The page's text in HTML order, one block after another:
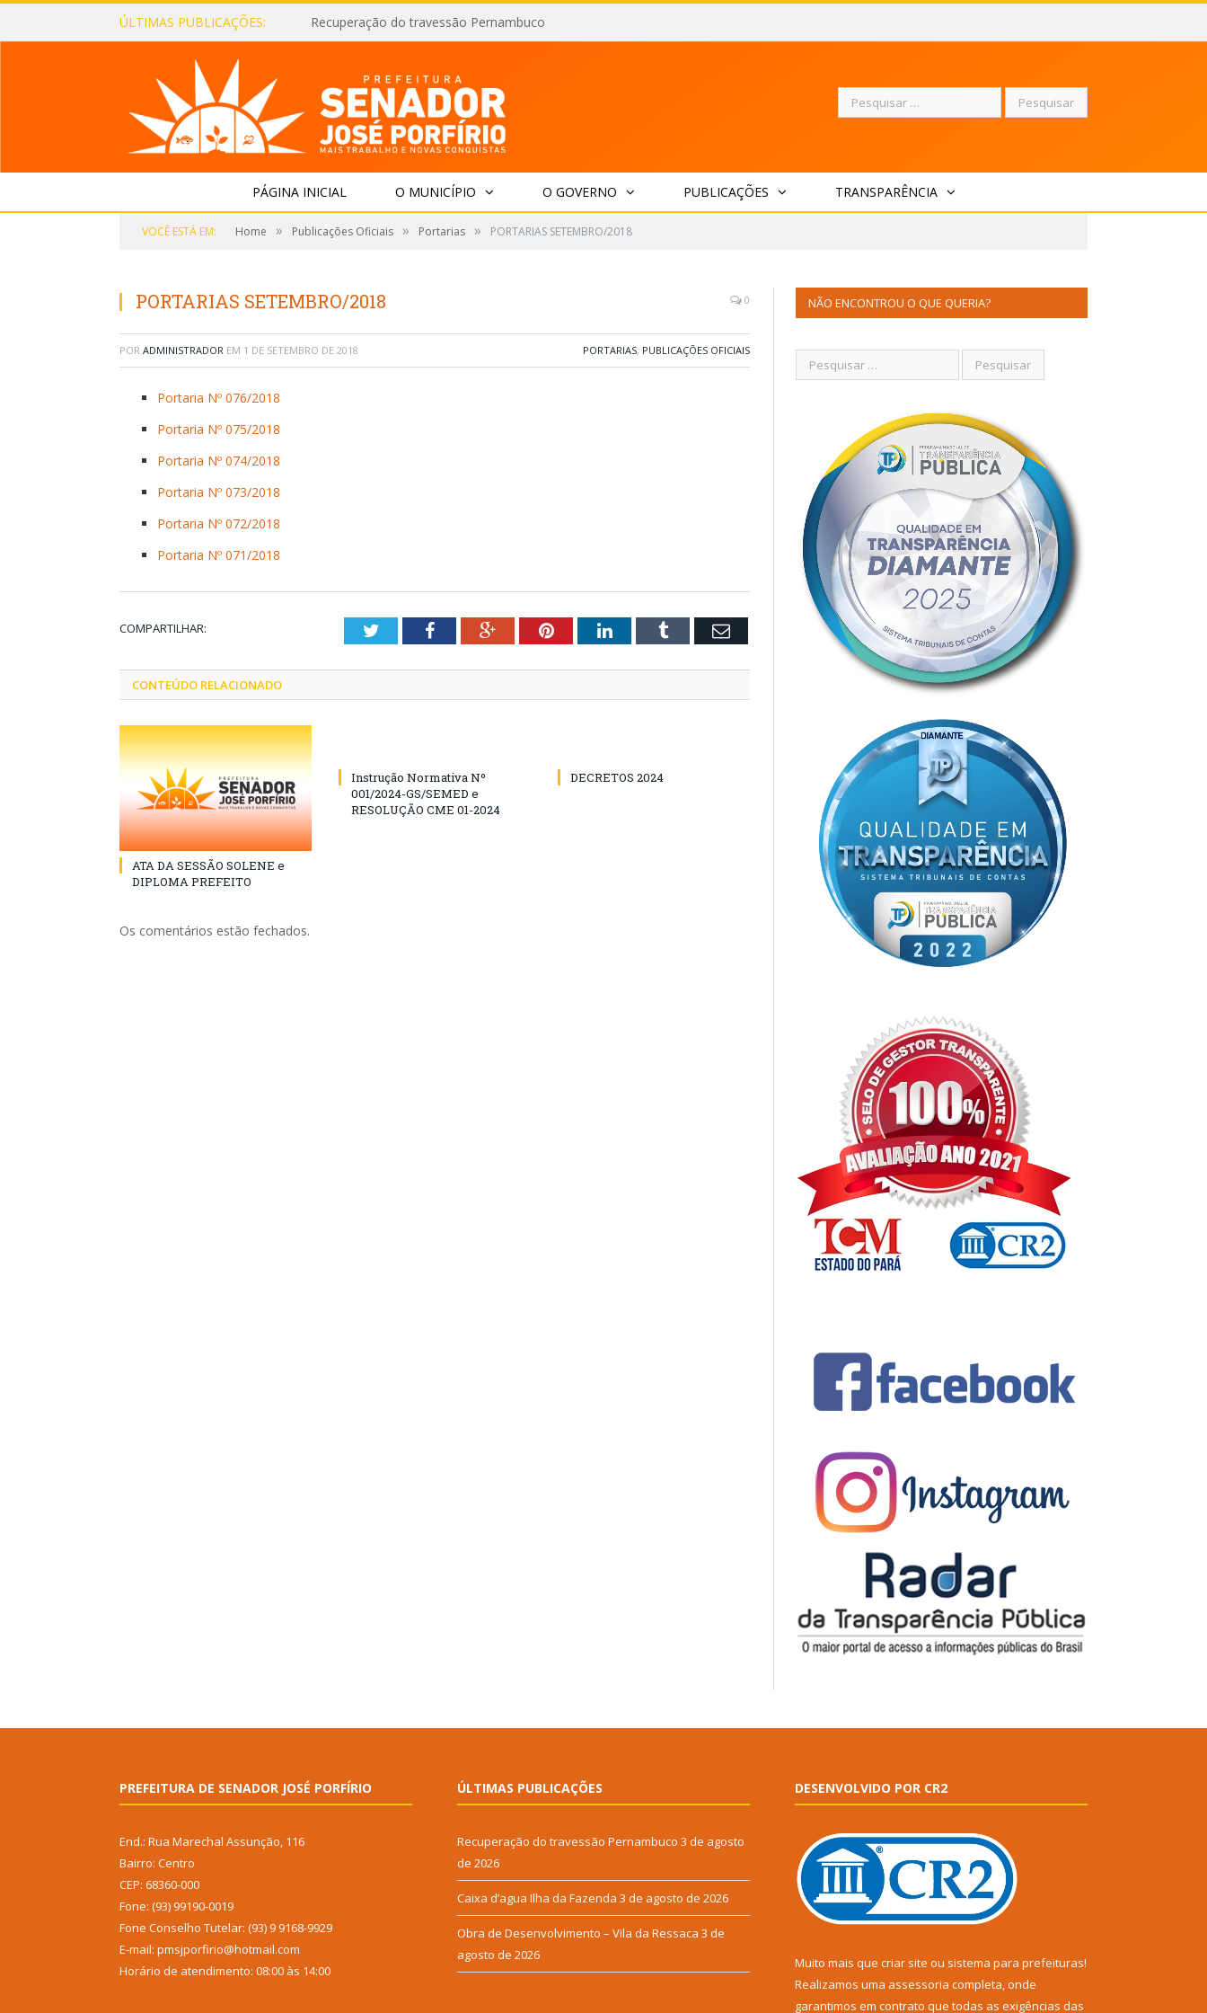
ÚLTIMAS PUBLICAÇÕES: Recuperação do travessão Pernambuco
Pesquisar
PÁGINA INICIAL O MUNICÍPIO O GOVERNO PUBLICAÇÕES TRANSPARÊNCIA
VOCÊ ESTÁ EM: Home » Publicações Oficiais » Portarias » PORTARIAS SETEMBRO/2018
PORTARIAS SETEMBRO/2018 0
POR ADMINISTRADOR EM 1 DE SETEMBRO DE 2018 PORTARIAS, PUBLICAÇÕES OFICIAIS
Portaria Nº 076/2018
Portaria Nº 075/2018
Portaria Nº 074/2018
Portaria Nº 073/2018
Portaria Nº 072/2018
Portaria Nº 071/2018
COMPARTILHAR: TwitterFacebookGoogle+PinterestLinkedInTumblr Email
CONTEÚDO RELACIONADO
ATA DA SESSÃO SOLENE e
DIPLOMA PREFEITO
Instrução Normativa Nº
001/2024-GS/SEMED e
RESOLUÇÃO CME 01-2024
DECRETOS 2024
Os comentários estão fechados.
NÃO ENCONTROU O QUE QUERIA?
PREFEITURA DE SENADOR JOSÉ PORFÍRIO
End.: Rua Marechal Assunção, 116
Bairro: Centro
CEP: 68360-000
Fone: (93) 99190-0019
Fone Conselho Tutelar: (93) 9 9168-9929
E-mail: pmsjporfirio@hotmail.com
Horário de atendimento: 08:00 às 14:00
ÚLTIMAS PUBLICAÇÕES
Recuperação do travessão Pernambuco 3 de agosto
de 2026
Caixa d’agua Ilha da Fazenda 3 de agosto de 2026
Obra de Desenvolvimento – Vila da Ressaca 3 de
agosto de 2026
DESENVOLVIDO POR CR2
Muito mais que criar site ou sistema para prefeituras!
Realizamos uma assessoria completa, onde
garantimos em contrato que todas as exigências das